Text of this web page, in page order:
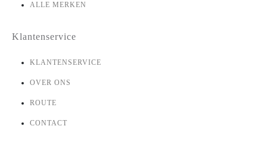
ALLE MERKEN
Klantenservice
KLANTENSERVICE
OVER ONS
ROUTE
CONTACT